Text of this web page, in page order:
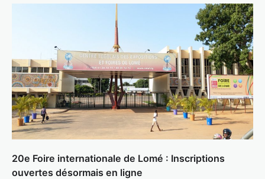
20e Foire internationale de Lomé : Inscriptions
ouvertes désormais en ligne